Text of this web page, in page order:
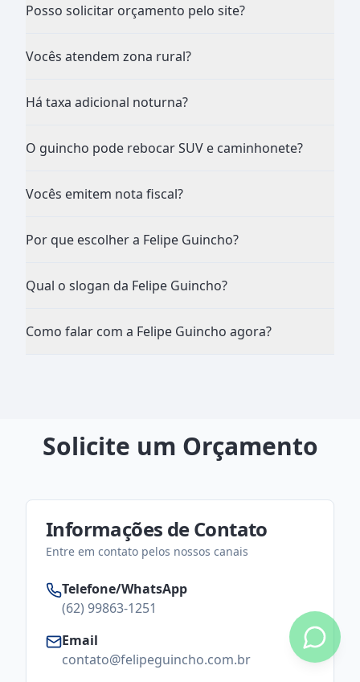
Posso solicitar orçamento pelo site?
Vocês atendem zona rural?
Há taxa adicional noturna?
O guincho pode rebocar SUV e caminhonete?
Vocês emitem nota fiscal?
Por que escolher a Felipe Guincho?
Qual o slogan da Felipe Guincho?
Como falar com a Felipe Guincho agora?
Solicite um Orçamento
Informações de Contato
Entre em contato pelos nossos canais
Telefone/WhatsApp
(62) 99863-1251
Email
contato@felipeguincho.com.br